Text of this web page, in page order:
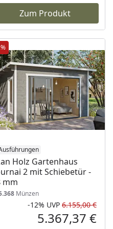
Zum Produkt
Preis
Holz Gartenhaus
2 mit Schiebetür -
mm
Münzen
-12% UVP 6.155,00 €
5.367,37 €